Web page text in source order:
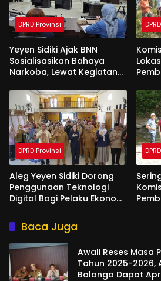
DPRD Provinsi
Yeyen Sidiki Ajak BNN
Sosialisasikan Bahaya
Narkoba, Lewat Kegiatan
DPRD Provinsi
Aleg Yeyen Sidiki Dorong
Penggunaan Teknologi
Digital Bagi Pelaku Ekonomi
Baca Juga
Awali Reses Masa
Tahun 2025-2026,
Bolango Dapat